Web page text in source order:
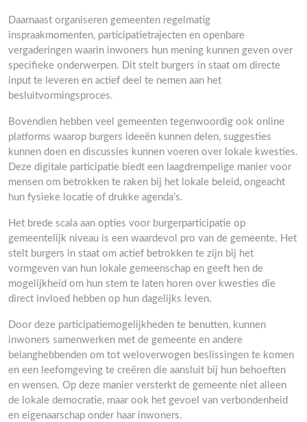
Daarnaast organiseren gemeenten regelmatig
inspraakmomenten, participatietrajecten en openbare
vergaderingen waarin inwoners hun mening kunnen geven over
specifieke onderwerpen. Dit stelt burgers in staat om directe
input te leveren en actief deel te nemen aan het
besluitvormingsproces.
Bovendien hebben veel gemeenten tegenwoordig ook online
platforms waarop burgers ideeën kunnen delen, suggesties
kunnen doen en discussies kunnen voeren over lokale kwesties.
Deze digitale participatie biedt een laagdrempelige manier voor
mensen om betrokken te raken bij het lokale beleid, ongeacht
hun fysieke locatie of drukke agenda’s.
Het brede scala aan opties voor burgerparticipatie op
gemeentelijk niveau is een waardevol pro van de gemeente. Het
stelt burgers in staat om actief betrokken te zijn bij het
vormgeven van hun lokale gemeenschap en geeft hen de
mogelijkheid om hun stem te laten horen over kwesties die
direct invloed hebben op hun dagelijks leven.
Door deze participatiemogelijkheden te benutten, kunnen
inwoners samenwerken met de gemeente en andere
belanghebbenden om tot weloverwogen beslissingen te komen
en een leefomgeving te creëren die aansluit bij hun behoeften
en wensen. Op deze manier versterkt de gemeente niet alleen
de lokale democratie, maar ook het gevoel van verbondenheid
en eigenaarschap onder haar inwoners.